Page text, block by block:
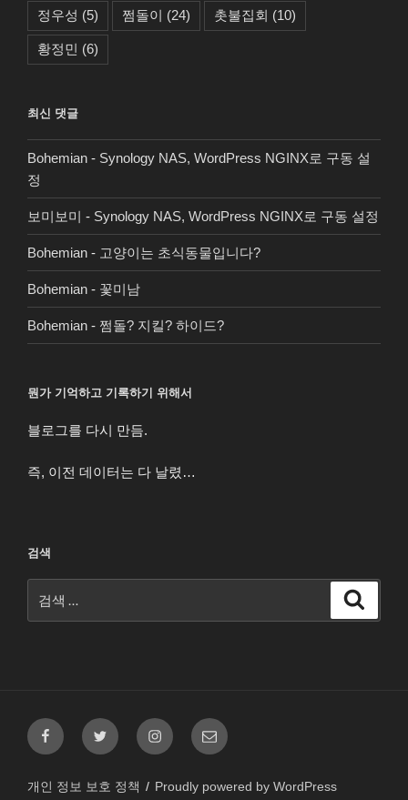
정우성 (5) 쩜돌이 (24) 촛불집회 (10)
황정민 (6)
최신 댓글
Bohemian - Synology NAS, WordPress NGINX로 구동 설
정
보미보미 - Synology NAS, WordPress NGINX로 구동 설정
Bohemian - 고양이는 초식동물입니다?
Bohemian - 꽃미남
Bohemian - 쩜돌? 지킬? 하이드?
뭔가 기억하고 기록하기 위해서
블로그를 다시 만듬.
즉, 이전 데이터는 다 날렸…
검색
색:
페
이
트
위
인
스
이
메
개인 정보 보호 정책 Proudly powered by WordPress